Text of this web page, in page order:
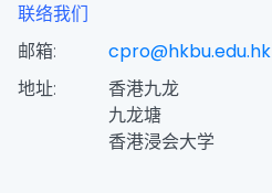
联络我们
邮箱:
cpro@hkbu.edu.hk
地址:
香港九龙
九龙塘
香港浸会大学